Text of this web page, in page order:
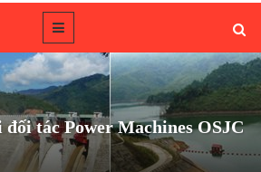
tác Power Machines OSJC